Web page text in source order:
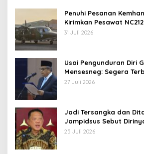
Penuhi Pesanan
Kirimkan Pesawat
AU
31 Juli 2026
Usai Pengunduran Diri
Mensesneg: Segera
Pemberhentian dengan
27 Juli 2026
Jadi Tersangka dan
Jampidsus Sebut
Kriminalisasi
25 Juli 2026